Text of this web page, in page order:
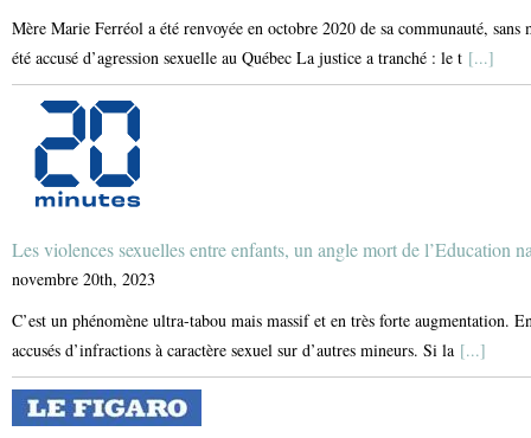
Mère Marie Ferréol a été renvoyée en octobre 2020 de sa communauté,
été accusé d’agression sexuelle au Québec La justice a tranché : le t [...]
Les violences sexuelles entre enfants, un angle mort de l’Education
novembre 20th, 2023
C’est un phénomène ultra-tabou mais massif et en très forte augmentation.
accusés d’infractions à caractère sexuel sur d’autres mineurs. Si la [...]